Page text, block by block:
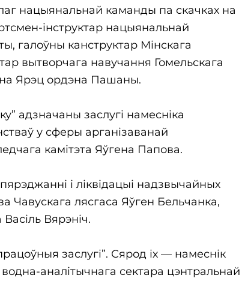
нацыянальнай каманды па скачках на
інструктар нацыянальнай
галоўны канструктар Мінскага
вытворчага навучання Гомельскага
Ярэц ордэна Пашаны.
адзначаны заслугі намесніка
у сферы арганізаванай
камітэта Яўгена Папова.
і ліквідацыі надзвычайных
Чавускага лясгаса Яўген Бельчанка,
Вярэніч.
заслугі”. Сярод іх — намеснік
водна-аналітычнага сектара цэнтральнай